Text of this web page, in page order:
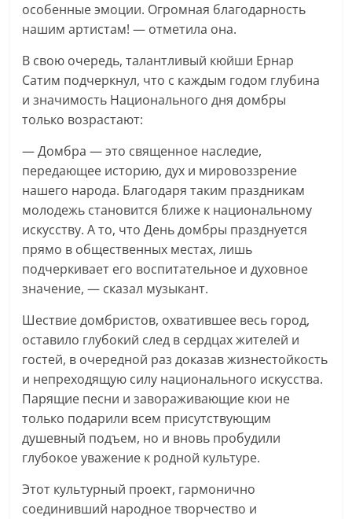
особенные эмоции. Огромная благодарность
нашим артистам! — отметила она.
В свою очередь, талантливый кюйши Ернар
Сатим подчеркнул, что с каждым годом глубина
и значимость Национального дня домбры
только возрастают:
— Домбра — это священное наследие,
передающее историю, дух и мировоззрение
нашего народа. Благодаря таким праздникам
молодежь становится ближе к национальному
искусству. А то, что День домбры празднуется
прямо в общественных местах, лишь
подчеркивает его воспитательное и духовное
значение, — сказал музыкант.
Шествие домбристов, охватившее весь город,
оставило глубокий след в сердцах жителей и
гостей, в очередной раз доказав жизнестойкость
и непреходящую силу национального искусства.
Парящие песни и завораживающие кюи не
только подарили всем присутствующим
душевный подъем, но и вновь пробудили
глубокое уважение к родной культуре.
Этот культурный проект, гармонично
соединивший народное творчество и